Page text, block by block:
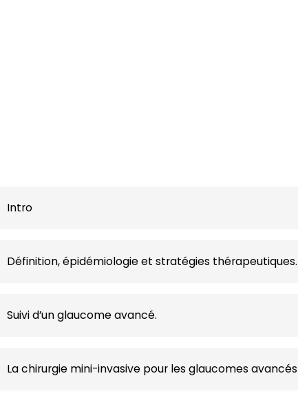
Intro
Définition, épidémiologie et stratégies thérapeutiques.
Suivi d’un glaucome avancé.
La chirurgie mini-invasive pour les glaucomes avancés